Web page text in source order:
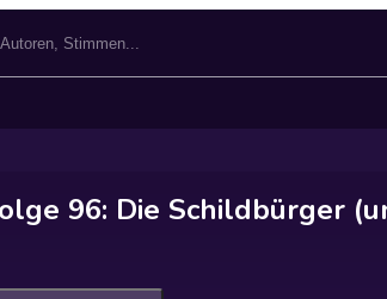
96: Die Schildbürger